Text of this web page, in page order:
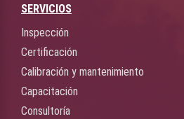
SERVICIOS
Inspección
Certificación
Calibración y mantenimiento
Capacitación
Consultoría